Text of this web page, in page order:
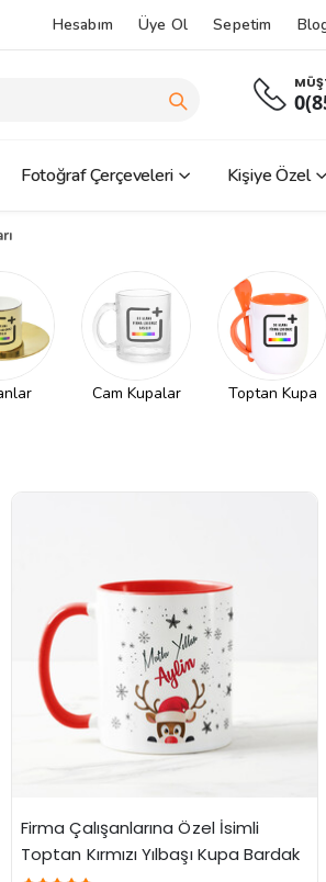
Hesabım Üye Ol Sepetim
Fotoğraf Çerçeveleri Kişiye Özel
Cam Kupalar Toptan Kupa
Firma Çalışanlarına Özel İsimli
Toptan Kırmızı Yılbaşı Kupa Bardak